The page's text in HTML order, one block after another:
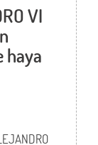
VI
haya